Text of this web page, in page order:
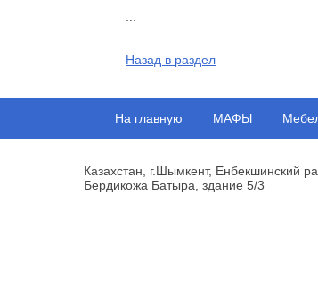
Назад в раздел
На главную МАФЫ
Казахстан, г.Шымкент, Енбекшинский
Бердикожа Батыра, здание 5/3